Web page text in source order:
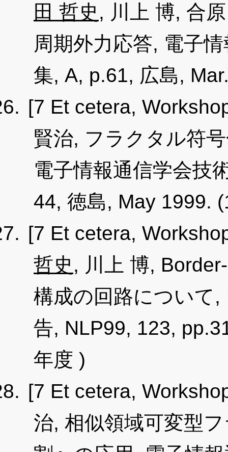
田 哲史 , 川上 博, 合
周期外力応答, 電子
集, A, p.61, 広島,
[7 Et cetera,
賢治, フラクタル符
電子情報通信学会技
44, 徳島, May 1999.
[7 Et cetera,
哲史 , 川上 博,
構成の回路について,
告, NLP99, 123,
年度 )
[7 Et cetera,
治, 相似領域可変型